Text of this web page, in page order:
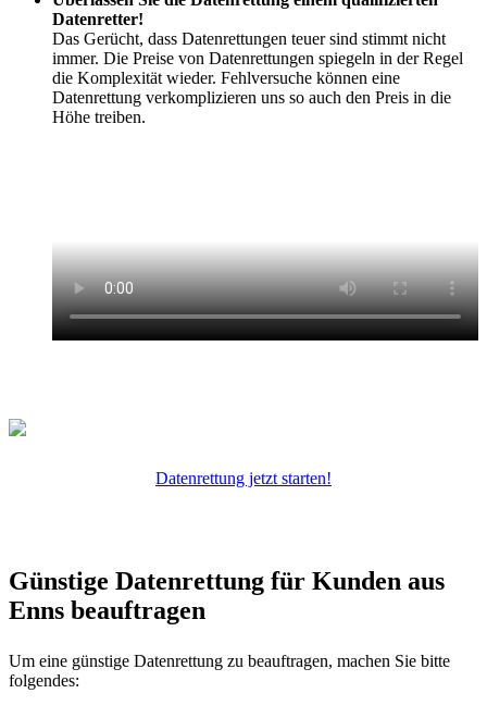
Datenretter!
Das Gerücht, dass Datenrettungen teuer sind stimmt nicht
immer. Die Preise von Datenrettungen spiegeln in der Regel
die Komplexität wieder. Fehlversuche können eine
Datenrettung verkomplizieren uns so auch den Preis in die
Höhe treiben.
Datenrettung jetzt starten!
Günstige Datenrettung für Kunden aus
Enns beauftragen
Um eine günstige Datenrettung zu beauftragen, machen Sie bitte
folgendes: